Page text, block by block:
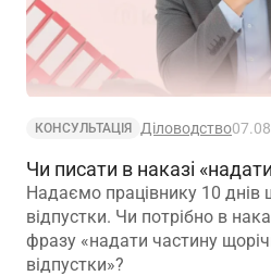
КОНСУЛЬТАЦІЯ Діловодство
Чи писати в наказі
Надаємо працівнику 10 днів
відпустки. Чи потрібно в
фразу «надати частину
відпустки»?